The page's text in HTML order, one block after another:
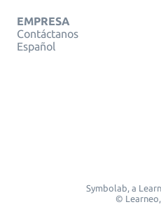
EMPRESA
Contáctanos
Español
Symbolab, a
©